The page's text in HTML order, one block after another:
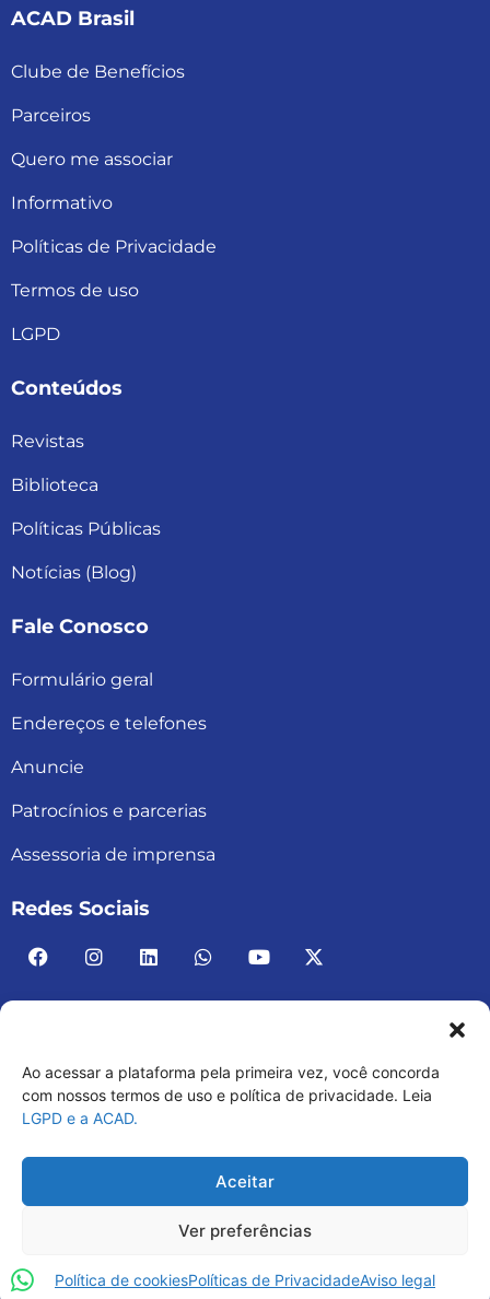
Ao acessar a plataforma pela primeira vez, você concorda
com nossos termos de uso e política de privacidade. Leia
LGPD e a ACAD.
Aceitar
Ver preferências
Política de cookiesPolíticas de PrivacidadeAviso legal
ACAD Brasil
Clube de Benefícios
Parceiros
Quero me associar
Informativo
Políticas de Privacidade
Termos de uso
LGPD
Conteúdos
Revistas
Biblioteca
Políticas Públicas
Notícias (Blog)
Fale Conosco
Formulário geral
Endereços e telefones
Anuncie
Patrocínios e parcerias
Assessoria de imprensa
Redes Sociais
ACAD BRASIL – ASSOCIAÇÃO BRASILEIRA DE